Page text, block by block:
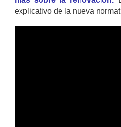
explicativo de la nueva